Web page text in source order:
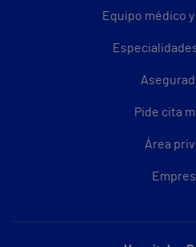
Equipo médico
Pide cita
Área